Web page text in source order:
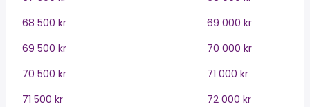
68 500 kr
69 000 kr
69 500 kr
70 000 kr
70 500 kr
71 000 kr
71 500 kr
72 000 kr